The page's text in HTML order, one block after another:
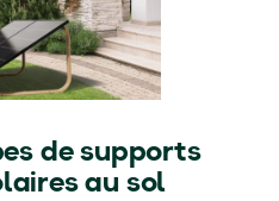
de supports
au sol